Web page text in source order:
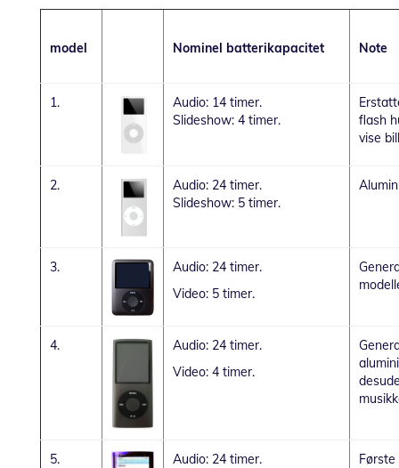
model Nominel batterikapacitet Note
1.
Audio: 14 timer.
Slideshow: 4 timer.
flash
vise
2.
Audio: 24 timer.
Slideshow: 5 timer.
3.
Audio: 24 timer.
Video: 5 timer.
4.
Audio: 24 timer.
Video: 4 timer.
5.
Audio: 24 timer.